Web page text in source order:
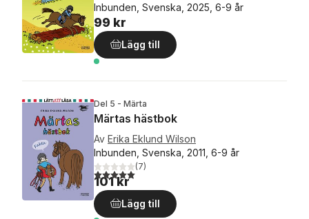
Inbunden, Svenska, 2025, 6-9 år
99 kr
Lägg till
Del 5 - Märta
Märtas hästbok
Av Erika Eklund Wilson
Inbunden, Svenska, 2011, 6-9 år
5,0utav 5 stjärnor. Totalt antal röster:
(7)
101 kr
Lägg till